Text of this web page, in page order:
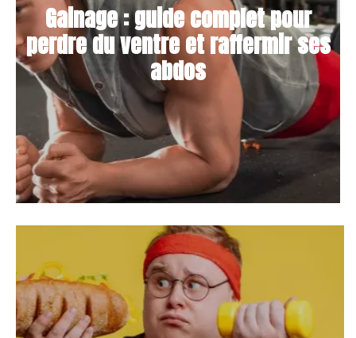
Gainage : guide complet pour
perdre du ventre et raffermir ses
abdos